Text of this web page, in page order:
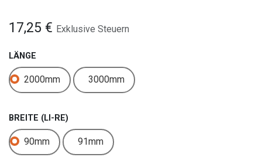
17,25 € Exklusive Steuern
LÄNGE
2000mm 3000mm
BREITE (LI-RE)
90mm 91mm